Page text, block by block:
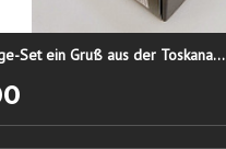
Set ein Gruß aus der Toskana...